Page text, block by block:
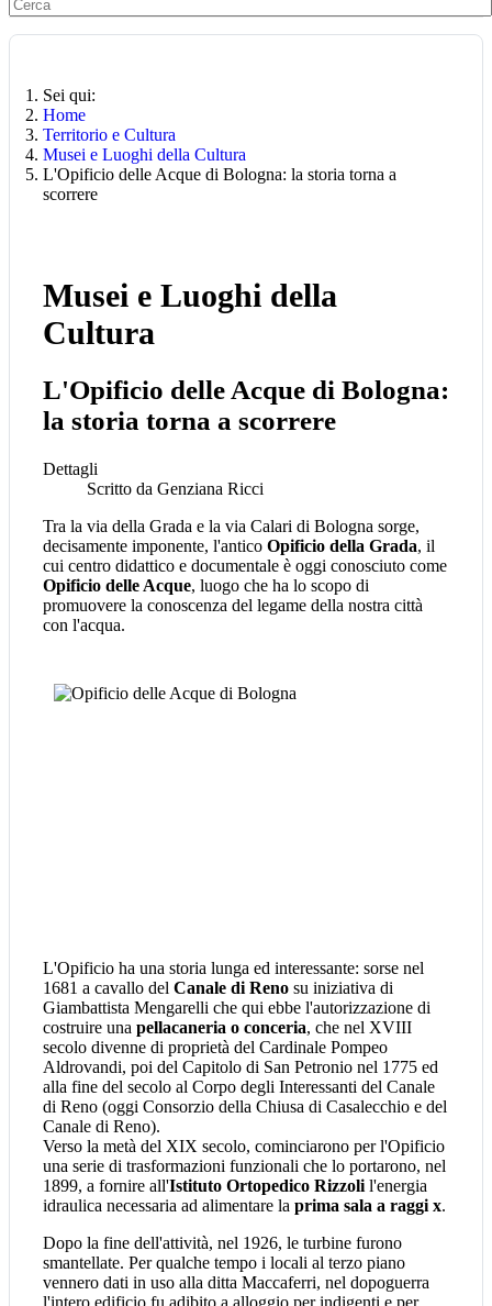
Sei qui:
Home
Territorio e Cultura
Musei e Luoghi della Cultura
L'Opificio delle Acque di Bologna: la storia torna a
scorrere
Musei e Luoghi della
Cultura
L'Opificio delle Acque di Bologna:
la storia torna a scorrere
Dettagli
Scritto da Genziana Ricci
Tra la via della Grada e la via Calari di Bologna sorge,
decisamente imponente, l'antico Opificio della Grada, il
cui centro didattico e documentale è oggi conosciuto come
Opificio delle Acque, luogo che ha lo scopo di
promuovere la conoscenza del legame della nostra città
con l'acqua.
L'Opificio ha una storia lunga ed interessante: sorse nel
1681 a cavallo del Canale di Reno su iniziativa di
Giambattista Mengarelli che qui ebbe l'autorizzazione di
costruire una pellacaneria o conceria, che nel XVIII
secolo divenne di proprietà del Cardinale Pompeo
Aldrovandi, poi del Capitolo di San Petronio nel 1775 ed
alla fine del secolo al Corpo degli Interessanti del Canale
di Reno (oggi Consorzio della Chiusa di Casalecchio e del
Canale di Reno).
Verso la metà del XIX secolo, cominciarono per l'Opificio
una serie di trasformazioni funzionali che lo portarono, nel
1899, a fornire all'Istituto Ortopedico Rizzoli l'energia
idraulica necessaria ad alimentare la prima sala a raggi x.
Dopo la fine dell'attività, nel 1926, le turbine furono
smantellate. Per qualche tempo i locali al terzo piano
vennero dati in uso alla ditta Maccaferri, nel dopoguerra